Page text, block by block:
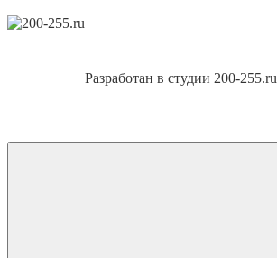
Разработан в студии 200-255.ru